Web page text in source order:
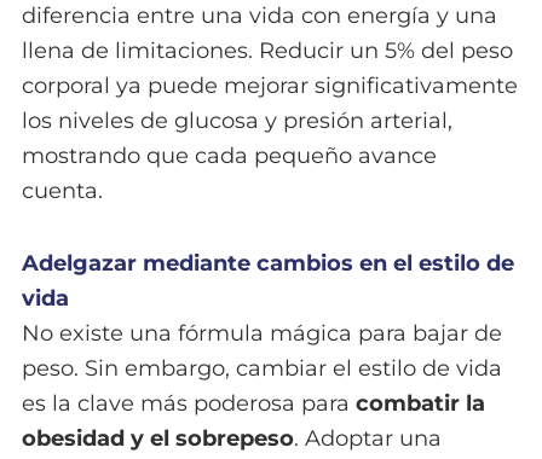
diferencia entre una vida con energía y una
llena de limitaciones. Reducir un 5% del peso
corporal ya puede mejorar significativamente
los niveles de glucosa y presión arterial,
mostrando que cada pequeño avance
cuenta.
Adelgazar mediante cambios en el estilo de
vida
No existe una fórmula mágica para bajar de
peso. Sin embargo, cambiar el estilo de vida
es la clave más poderosa para combatir la
obesidad y el sobrepeso. Adoptar una